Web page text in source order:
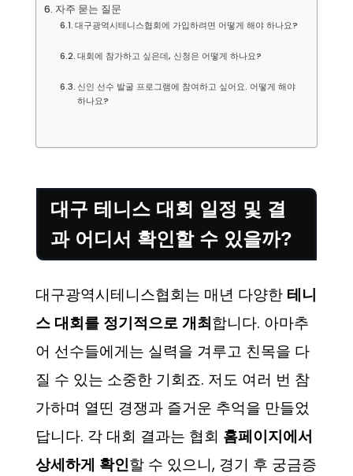
자주 묻는 질문
대구광역시테니스협회에 가입하려면 어떻게 해야 하나요?
대회에 참가하고 싶은데, 신청은 어떻게 하나요?
신인 선수 발굴 프로그램에 참여하고 싶어요. 어떻게 해야
하나요?
대구 테니스 대회 일정 및 결
과 어디서 확인할 수 있을까?
대구광역시테니스협회는 매년 다양한 테니
스 대회를 정기적으로 개최합니다. 아마추
어 선수들에게는 실력을 겨루고 친목을 다
질 수 있는 소중한 기회죠. 저도 여러 번 참
가하며 열띤 경쟁과 즐거운 추억을 만들었
답니다. 각 대회 결과는 협회 홈페이지에서
상세하게 확인할 수 있으니, 경기 후 궁금증